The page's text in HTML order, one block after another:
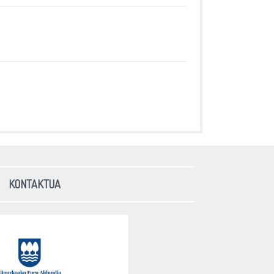
KONTAKTUA